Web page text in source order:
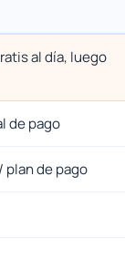
al día, luego
de pago
de pago